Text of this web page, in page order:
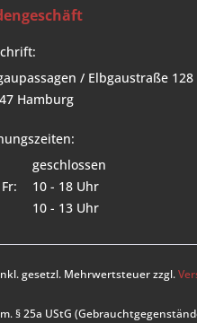
/ Elbgaustraße 128
Hamburg
geschlossen
10 - 18 Uhr
10 - 13 Uhr
gesetzl. Mehrwertsteuer zzgl.
§ 25a UStG